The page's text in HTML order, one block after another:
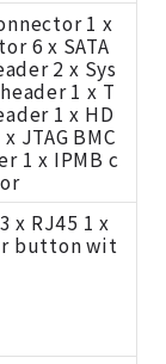
1 x
6 x SATA
2 x Sys
1 x T
1 x HD
JTAG BMC
1 x IPMB c
x RJ45 1 x
button wit